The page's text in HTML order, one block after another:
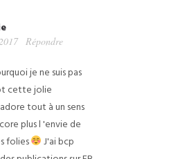
Répondre
je ne suis pas
cette jolie
tout à un sens
plus l 'envie de
folies
J'ai bcp